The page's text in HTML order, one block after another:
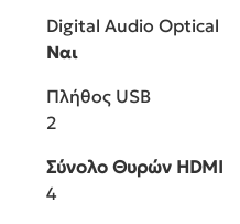
Digital Audio Optical
Ναι
Πλήθος USB
2
Σύνολο Θυρών HDMI
4